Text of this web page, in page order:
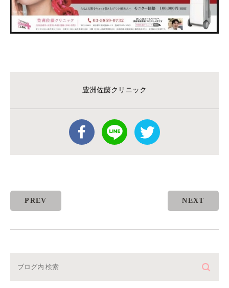
豊洲佐藤クリニック
PREV NEXT